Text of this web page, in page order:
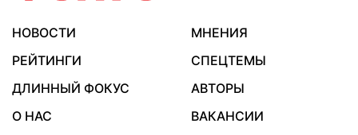
НОВОСТИ
МНЕНИЯ
РЕЙТИНГИ
СПЕЦТЕМЫ
ДЛИННЫЙ ФОКУС
АВТОРЫ
О НАС
ВАКАНСИИ